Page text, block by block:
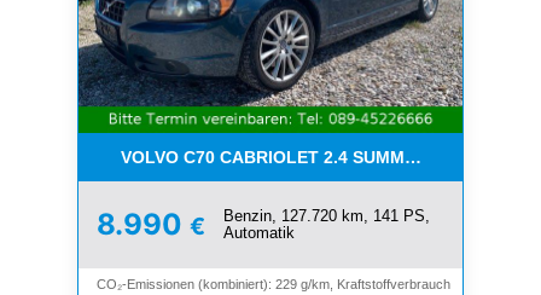
VOLVO C70 CABRIOLET 2.4
8.990 €
Benzin, 127.720 km, 141 PS,
Automatik
CO₂-Emissionen (kombiniert): 229 g/km, Kraftstoffverbrauch